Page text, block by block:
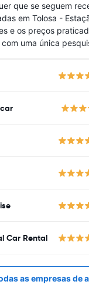
que se seguem
em Tolosa -
e os preços
uma única
Car Rental
as empresas de